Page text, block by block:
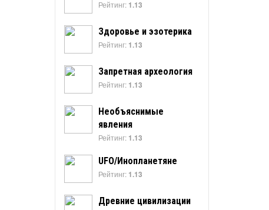
Рейтинг: 1.13
Здоровье и эзотерика
Рейтинг: 1.13
Запретная археология
Рейтинг: 1.13
Необъяснимые
явления
Рейтинг: 1.13
UFO/Инопланетяне
Рейтинг: 1.13
Древние цивилизации